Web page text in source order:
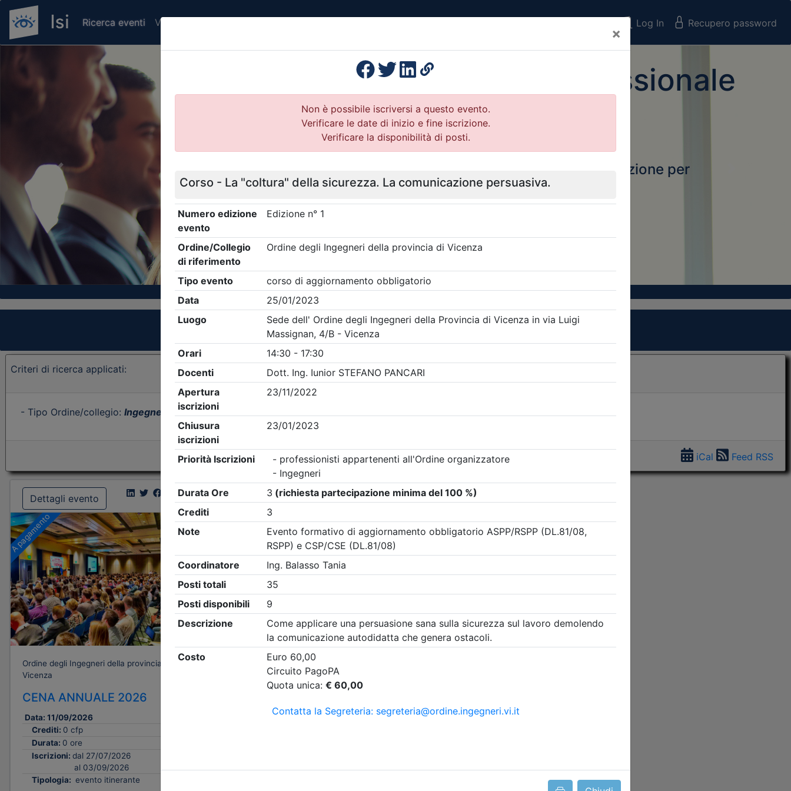
×
Ricerca eventi Verifica attestato di presenza Log In Recupero password
Formazione Professionale
Continua
Il portale della formazione per
Ordini e Collegi
Previous
Clicca qui - espandi la sezione dei filtri ricerca eventi
Criteri di ricerca applicati:
- Tipo Ordine/collegio: Ingegneri - Ordine:Vicenza
iCal Feed RSS
Dettagli evento
A pagamento
Ordine degli Ingegneri della provincia di
Vicenza
CENA ANNUALE 2026
Data: 11/09/2026
Crediti: 0 cfp
Durata: 0 ore
Iscrizioni: dal 27/07/2026
al 03/09/2026
Tipologia: evento itinerante
Dettagli evento
Ordine degli Ingegneri della provincia di
Vicenza
Convegno IN PRESENZA I
prossimi cento anni di
ingegneria – L'ingegneria
dell'informazione
11/09/2026
2 cfp
Tipologia:convegno